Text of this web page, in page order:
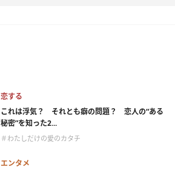
恋する
これは浮気？ それとも癖の問題？ 恋人の“ある
秘密”を知った2...
＃わたしだけの愛のカタチ
エンタメ